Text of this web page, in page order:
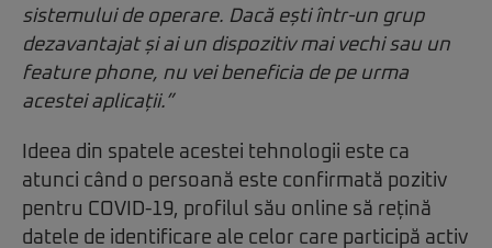
sistemului de operare. Dacă ești într-un grup
dezavantajat și ai un dispozitiv mai vechi sau un
feature phone, nu vei beneficia de pe urma
acestei aplicații.”
Ideea din spatele acestei tehnologii este ca
atunci când o persoană este confirmată pozitiv
pentru COVID-19, profilul său online să rețină
datele de identificare ale celor care participă activ